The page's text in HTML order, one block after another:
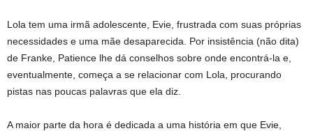
Lola tem uma irmã adolescente, Evie, frustrada com suas próprias
necessidades e uma mãe desaparecida. Por insistência (não dita)
de Franke, Patience lhe dá conselhos sobre onde encontrá-la e,
eventualmente, começa a se relacionar com Lola, procurando
pistas nas poucas palavras que ela diz.
A maior parte da hora é dedicada a uma história em que Evie,